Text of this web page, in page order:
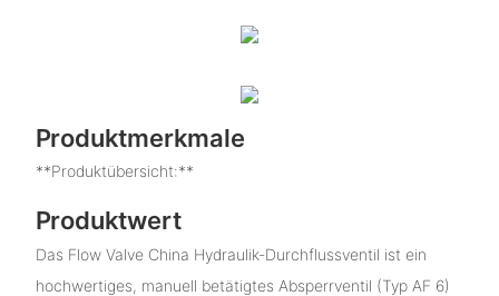
Produktmerkmale
**Produktübersicht:**
Produktwert
Das Flow Valve China Hydraulik-Durchflussventil ist ein
hochwertiges, manuell betätigtes Absperrventil (Typ AF 6)